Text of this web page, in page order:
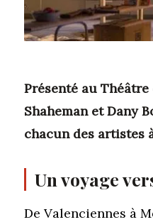
Présenté au
Shaheman et Dany
chacun des
Un voyage
De Valenciennes à